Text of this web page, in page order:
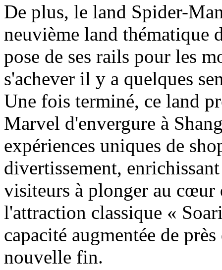
De plus, le land Spider-
neuvième land thématique
pose de ses rails pour les
s'achever il y a quelques
Une fois terminé, ce land
Marvel d'envergure à
expériences uniques de
divertissement,
visiteurs à plonger au
l'attraction classique «
capacité augmentée de
nouvelle fin.